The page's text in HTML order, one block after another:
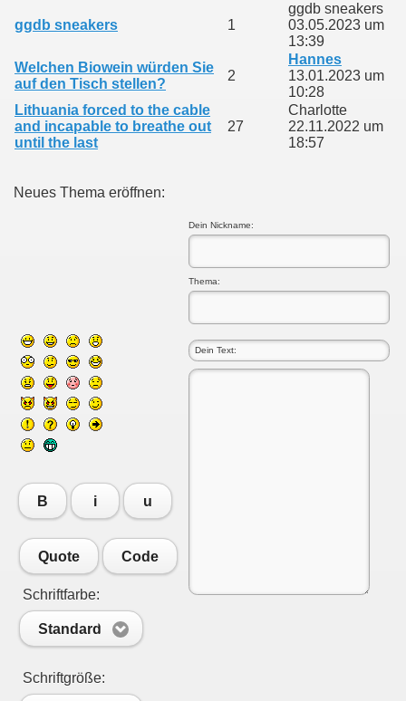
ggdb sneakers 1
ggdb sneakers
03.05.2023 um
13:39
Welchen Biowein würden Sie
auf den Tisch stellen?
2
Hannes
13.01.2023 um
10:28
Lithuania forced to the cable
and incapable to breathe out
until the last
27
Charlotte
22.11.2022 um
18:57
Neues Thema eröffnen:
Dein Nickname:
Thema:
B i u
Quote Code
Schriftfarbe:
Standard
Schriftgröße: